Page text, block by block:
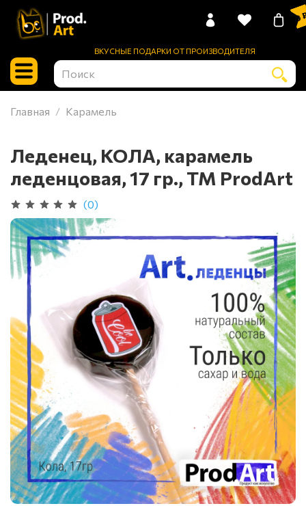
ВКУСНЫЕ ПОДАРКИ ОТ ПРОИЗВОДИТЕЛЯ
0
Главная Карамель
Леденец, КОЛА, карамель
леденцовая, 17 гр., TM ProdArt
(0)